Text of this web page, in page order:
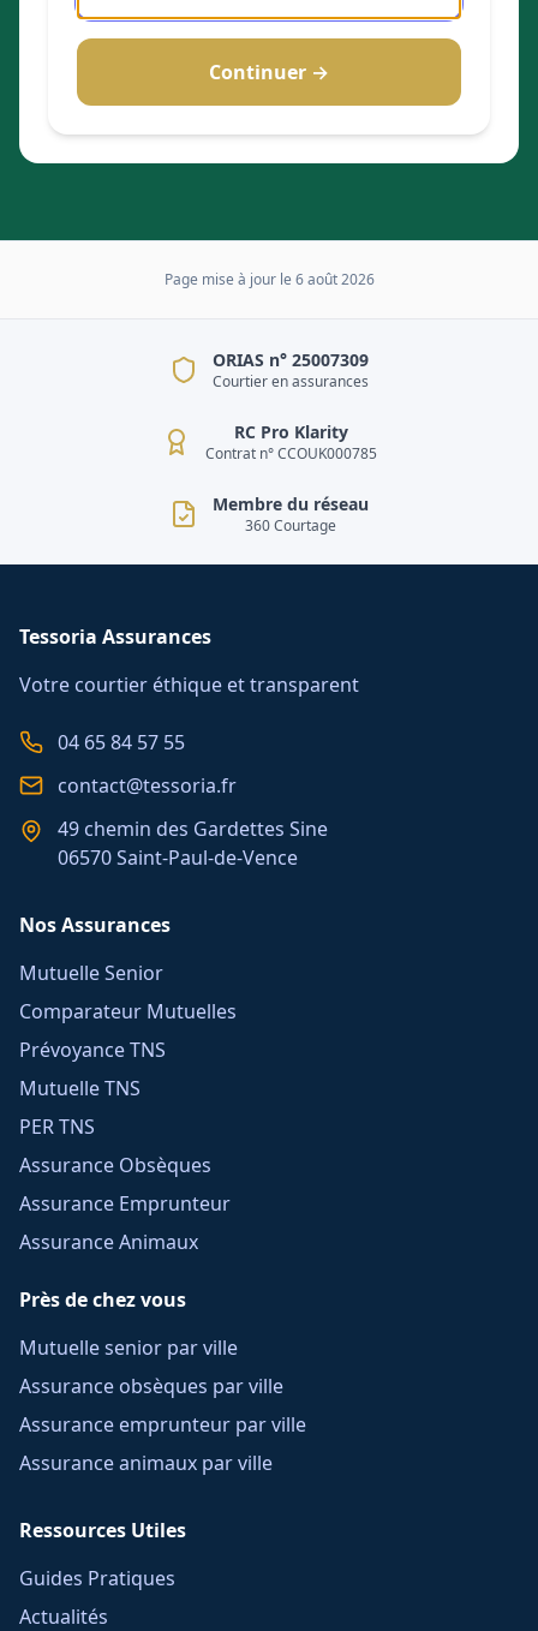
Continuer →
Page mise à jour le 6 août 2026
ORIAS n° 25007309
Courtier en assurances
RC Pro Klarity
Contrat n° CCOUK000785
Membre du réseau
360 Courtage
Tessoria Assurances
Votre courtier éthique et transparent
04 65 84 57 55
contact@tessoria.fr
49 chemin des Gardettes Sine
06570 Saint-Paul-de-Vence
Nos Assurances
Mutuelle Senior
Comparateur Mutuelles
Prévoyance TNS
Mutuelle TNS
PER TNS
Assurance Obsèques
Assurance Emprunteur
Assurance Animaux
Près de chez vous
Mutuelle senior par ville
Assurance obsèques par ville
Assurance emprunteur par ville
Assurance animaux par ville
Ressources Utiles
Guides Pratiques
Actualités